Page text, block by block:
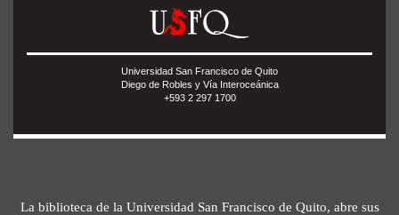
Universidad San Francisco de Quito
Diego de Robles y Vía Interoceánica
+593 2 297 1700
La biblioteca de la Universidad San Francisco de Quito, abre sus